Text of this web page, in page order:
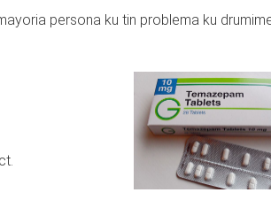
persona ku tin problema ku